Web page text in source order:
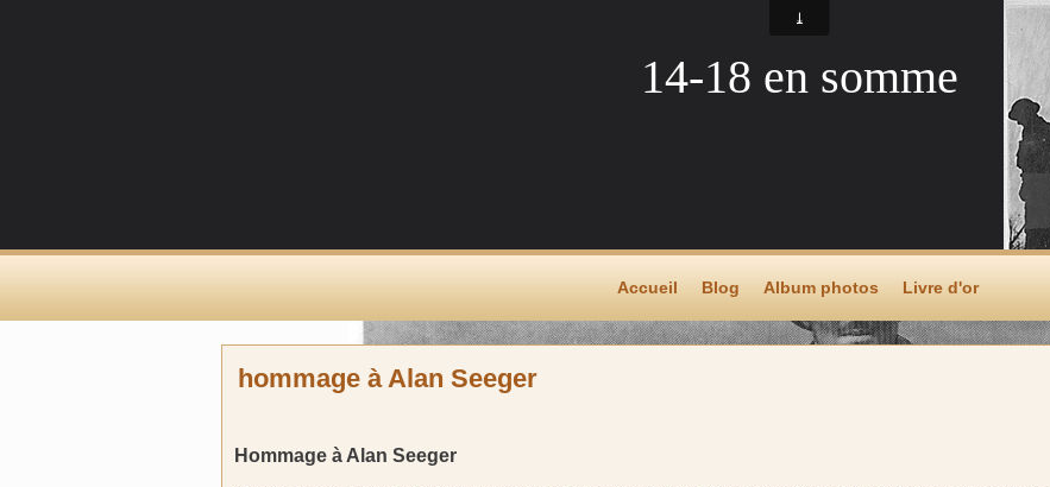
14-18 en somme
Accueil Blog Album photos Livre d'or
hommage à Alan Seeger
Hommage à Alan Seeger